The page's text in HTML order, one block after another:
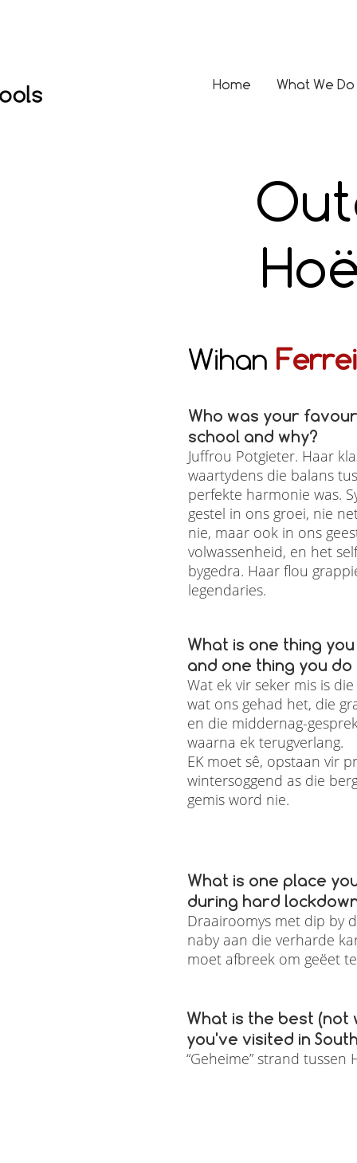
Home What We Do
Wihan
Who was your
school and why?
Juffrou Potgieter. Haar
waartydens die balans
perfekte harmonie was.
gestel in ons groei, nie
nie, maar ook in ons
volwassenheid, en het
bygedra. Haar flou
legendaries.
What is one thing
and one thing you do
Wat ek vir seker mis is
wat ons gehad het, die
en die middernag-
waarna ek terugverlang.
EK moet sê, opstaan vir
wintersoggend as die
gemis word nie.
What is one place
during hard
Draairoomys met dip by
naby aan die verharde
moet afbreek om geëet
What is the best (not
you've visited in
“Geheime” strand